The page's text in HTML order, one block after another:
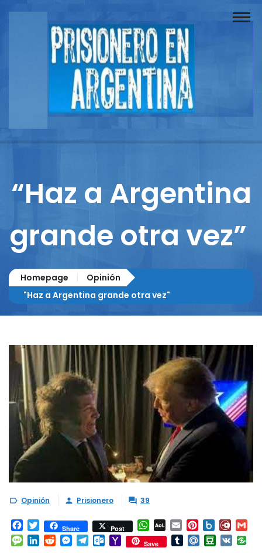
Buscador
Documentos
Reportajes
Contacto
“Haz a Argentina
grande otra vez”
Homepage
Opinión
"Haz a Argentina grande otra vez"
 Opinión  Prisionero  39
Facebook
TwitterShare Post WhatsApp
AOL
Mail
Email Pinterest
Box.net
Message
LinkedInRedditMessenger
TelegramOutlook.com
YahooSave TumblrMail.RuDouban
VK